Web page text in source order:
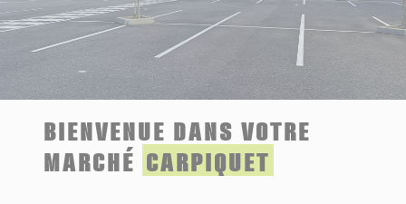
BIENVENUE DANS VOTRE
MARCHÉ CARPIQUET